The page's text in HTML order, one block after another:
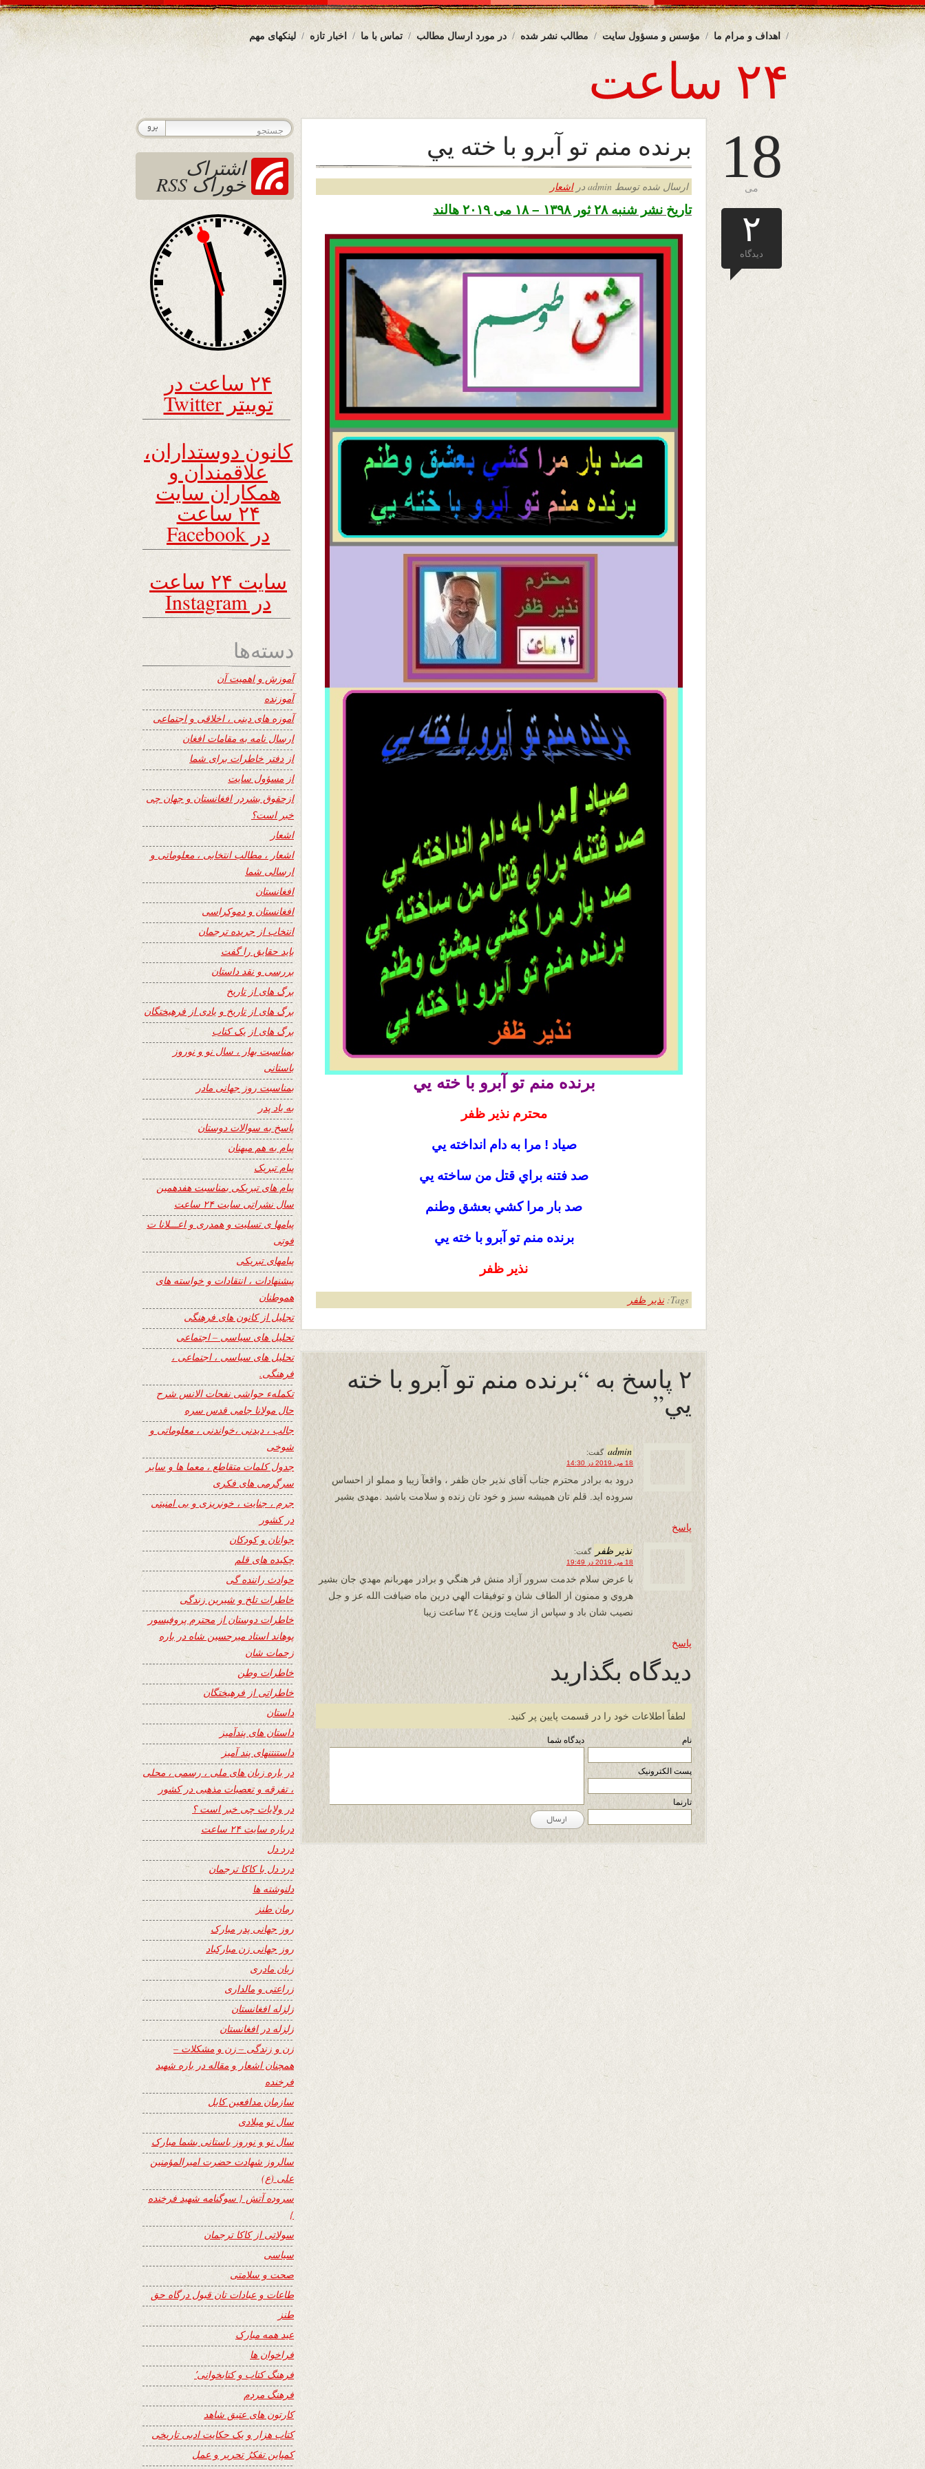
لینکهای مهم اخبار تازه تماس با ما در مورد ارسال مطالب مطالب نشر شده مؤسس و مسؤول سایت اهداف و مرام ما
۲۴ ساعت
18
می
۲
دیدگاه
برنده منم تو آبرو با خته يي
ارسال شده توسط admin در اشعار
تاریخ نشر شنبه ۲۸ ثور ۱۳۹۸ – ۱۸ می ۲۰۱۹ هالند
برنده منم تو آبرو با خته يي
محترم نذیر ظفر
صياد ! مرا به دام انداخته يي
صد فتنه براي قتل من ساخته يي
صد بار مرا كشي بعشق وطنم
برنده منم تو آبرو با خته يي
نذیر ظفر
Tags: نذیر ظفر
۲ پاسخ به “برنده منم تو آبرو با خته
يي”
admin گفت:
18 می 2019 در 14:30
درود به برادر محترم جناب آقای نذیر جان ظفر ، واقعآ زیبا و مملو از احساس
سروده اید. قلم تان همیشه سبز و خود تان زنده و سلامت باشید .مهدی بشیر
پاسخ
نذير ظفر گفت:
18 می 2019 در 19:49
با عرض سلام خدمت سرور آزاد منش فر هنگي و برادر مهربانم مهدي جان بشير
هروي و ممنون از الطاف شان و توفيقات الهي درين ماه ضيافت الله عز و جل
نصيب شان باد و سپاس از سايت وزين ٢٤ ساعت زيبا
پاسخ
دیدگاه بگذارید
لطفاً اطلاعات خود را در قسمت پایین پر کنید.
نام
پست الکترونیک
تارنما
دیدگاه شما
اشتراک
خوراک RSS
۲۴ ساعت در
توییتر Twitter
کانون دوستداران،
علاقمندان و
همکاران سایت
۲۴ ساعت
در Facebook
سایت ۲۴ ساعت
در Instagram
دسته‌ها
آموزش و اهمیت آن
آموزنده
آموزه های دینی ، اخلاقی و اجتماعی
ارسال نامه به مقامات افغان
از دفتر خاطرات برای شما
از مسؤول سایت
ازحقوق بشردر افغانستان و جهان چی
خبر است؟
اشعار
اشعار ، مطالب انتخابی ، معلوماتی و
ارسالی شما
افغانستان
افغانستان و دموکراسی
انتخاب از جریده ترجمان
باید حقایق را گفت
بررسی و نقد داستان
برگ های از تاریخ
برگ های از تاریخ و یادی از فرهیختگان
برگ های از یک کتاب
بمناسبت بهار ، سال نو و نوروز
باستانی
بمناسبت روز جهانی مادر
به یاد پدر
پاسخ به سوالات دوستان
پیام به هم میهنان
پیام تبریک
پیام های تبریکی بمناسبت هفدهمین
سال نشراتی سایت ۲۴ ساعت
پیامها ی تسلیت و همدری و اعـــلانا ت
فوتی
پیامهای تبریکی
پیشنهادات ، انتقادات و خواسته های
هموطنان
تجلیل از کانون های فرهنگی
تحلیل های سیاسی – اجتماعی
تحلیل های سیاسی ، اجتماعی ،
فرهنگی.
تکملهء حواشی نفحات الانس شرح
حال مولانا جامی قدس سره
جالب ، دیدنی ،خواندنی ، معلوماتی و
شوخی
جدول کلمات متقاطع ، معما ها و سایر
سرگرمی های فکری
جرم ، جنایت ، خونریزی و بی امنیتی
در کشور
جوانان و کودکان
چکیده های قلم
حوادث راننده گی
خاطرات تلخ و شیرین زندگی
خاطرات دوستان از محترم پروفیسور
پوهاند استاد میرحسین شاه در باره
زحمات شان
خاطرات وطن
خاطراتی از فرهیختگان
داستان
داستان های پندآمیز
داستنتنهای پند آمیز
در باره زبان های ملی ، رسمی ، محلی
، تفرقه و تعصبات مذهبی در کشور
در ولایات چی خبر است ؟
درباره سایت ۲۴ ساعت
درد دل
درد دل با کاکا ترجمان
دلنوشته ها
رمان طنز
روز جهانی پدر مبارک
روز جهانی زن مبارکباد
زبان مادری
زراعتی و مالداری
زلزله افغانستان
زلزله در افغانستان
زن و زندگی – زن و مشکلات –
همچنان اشعار و مقاله در باره شهید
فرخنده
سازمان مدافعین کابل
سال نو میلادی
سال نو و نوروز باستانی بشما مبارک
سالروز شهادت حضرت امیرالمؤمنین
علی (ع)
سروده آتش { سوگنامه شهید فرخنده
}
سولاتی از کاکا ترجمان
سیاسی
صحت و سلامتی
طاعات و عبادات تان قبول درگاه حق
طنز
عید همه مبارک
فراخوان ها
فرهنگ کتاب و کتابخوانی٬
فرهنگ مردم
کارتون های عتیق شاهد
کتاب هزار و یک حکایت ادبی تاریخی
کمپاین تفکرُ تحریر و عمل